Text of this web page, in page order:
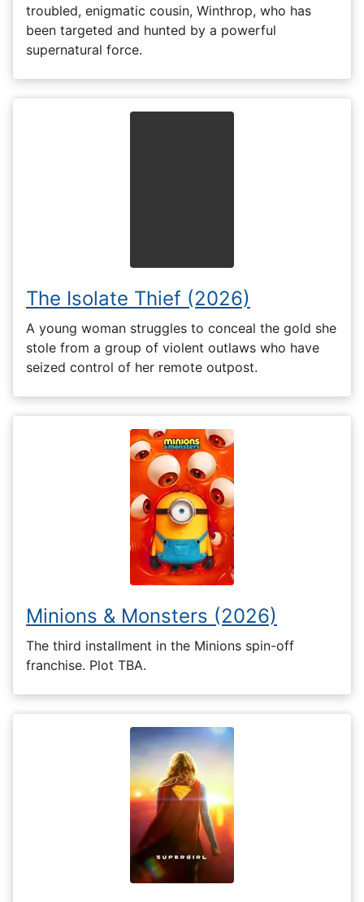
troubled, enigmatic cousin, Winthrop, who has
been targeted and hunted by a powerful
supernatural force.
The Isolate Thief (2026)
A young woman struggles to conceal the gold she
stole from a group of violent outlaws who have
seized control of her remote outpost.
Minions & Monsters (2026)
The third installment in the Minions spin-off
franchise. Plot TBA.